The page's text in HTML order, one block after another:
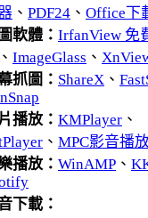
、 PDF24 、 Office下
軟體： IrfanView 免
、 ImageGlass 、
抓圖： ShareX 、
播放： KMPlayer 、
、 MPC影音播
播放： WinAMP 、
下載：